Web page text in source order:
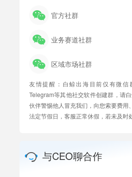
官方社群
业务赛道社群
区域市场社群
友情提醒：白鲸出海目前仅有微信
Telegram等其他社交软件创建群，请
伙伴警惕他人冒充我们，向您索要费用
法定节假日，客服正常休假，若未及时
与CEO聊合作